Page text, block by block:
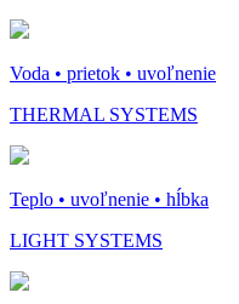
Voda • prietok • uvoľnenie
THERMAL SYSTEMS
Teplo • uvoľnenie • hĺbka
LIGHT SYSTEMS